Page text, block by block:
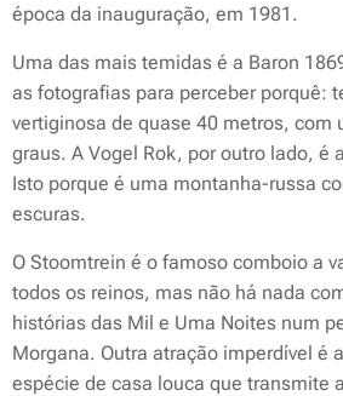
época da inauguração, em 1981.
Uma das mais temidas é a Baron
as fotografias para perceber porquê:
vertiginosa de quase 40 metros, com
graus. A Vogel Rok, por outro lado, é
Isto porque é uma montanha-russa
escuras.
O Stoomtrein é o famoso comboio a
todos os reinos, mas não há nada
histórias das Mil e Uma Noites num
Morgana. Outra atração imperdível é
espécie de casa louca que transmite